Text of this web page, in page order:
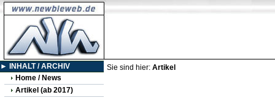
► INHALT / ARCHIV
Home / News
Artikel (ab 2017)
Sie sind hier: Artikel